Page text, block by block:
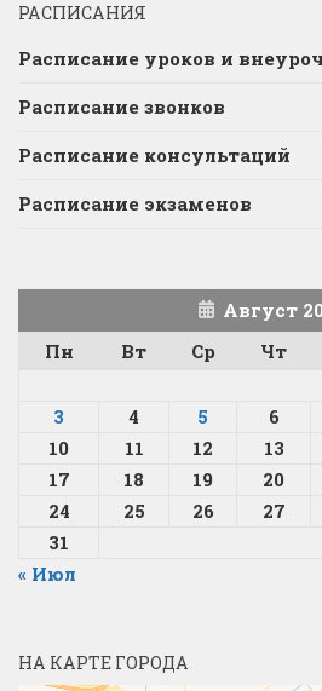
РАСПИСАНИЯ
Расписание уроков и
Расписание звонков
Расписание консультаций
Расписание экзаменов
Август
Пн
Вт Ср Чт
3
4 5 6
10
11 12 13
17
18 19 20
24
25 26 27
31
« Июл
НА КАРТЕ ГОРОДА